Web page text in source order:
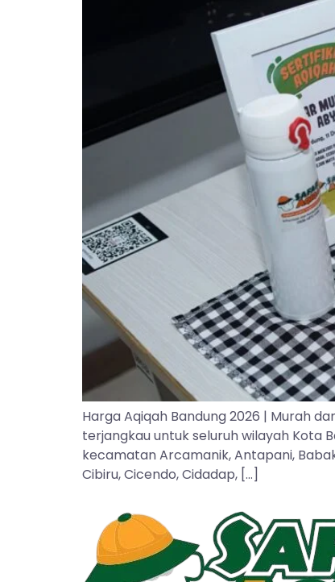
Harga Aqiqah Bandung 2026 | Murah
terjangkau untuk seluruh wilayah Kota
kecamatan Arcamanik, Antapani,
Cibiru, Cicendo, Cidadap, […]